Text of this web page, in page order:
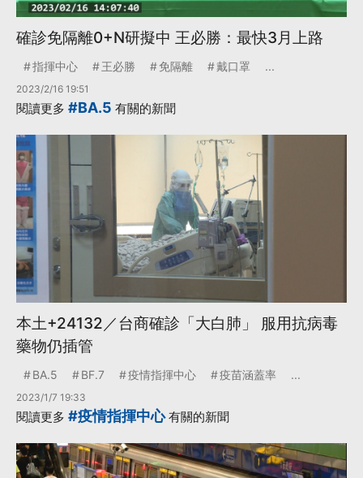
確診免隔離0+N研擬中 王必勝：最快3月上路
指揮中心 王必勝 免隔離 戴口罩 ...
2023/2/16 19:51
閱讀更多 #BA.5 有關的新聞
本土+24132／台商確診「大白肺」 服用抗病毒
藥物仍插管
BA.5 BF.7 疫情指揮中心 疫苗涵蓋率 ...
2023/1/7 19:33
閱讀更多 #疫情指揮中心有關的新聞